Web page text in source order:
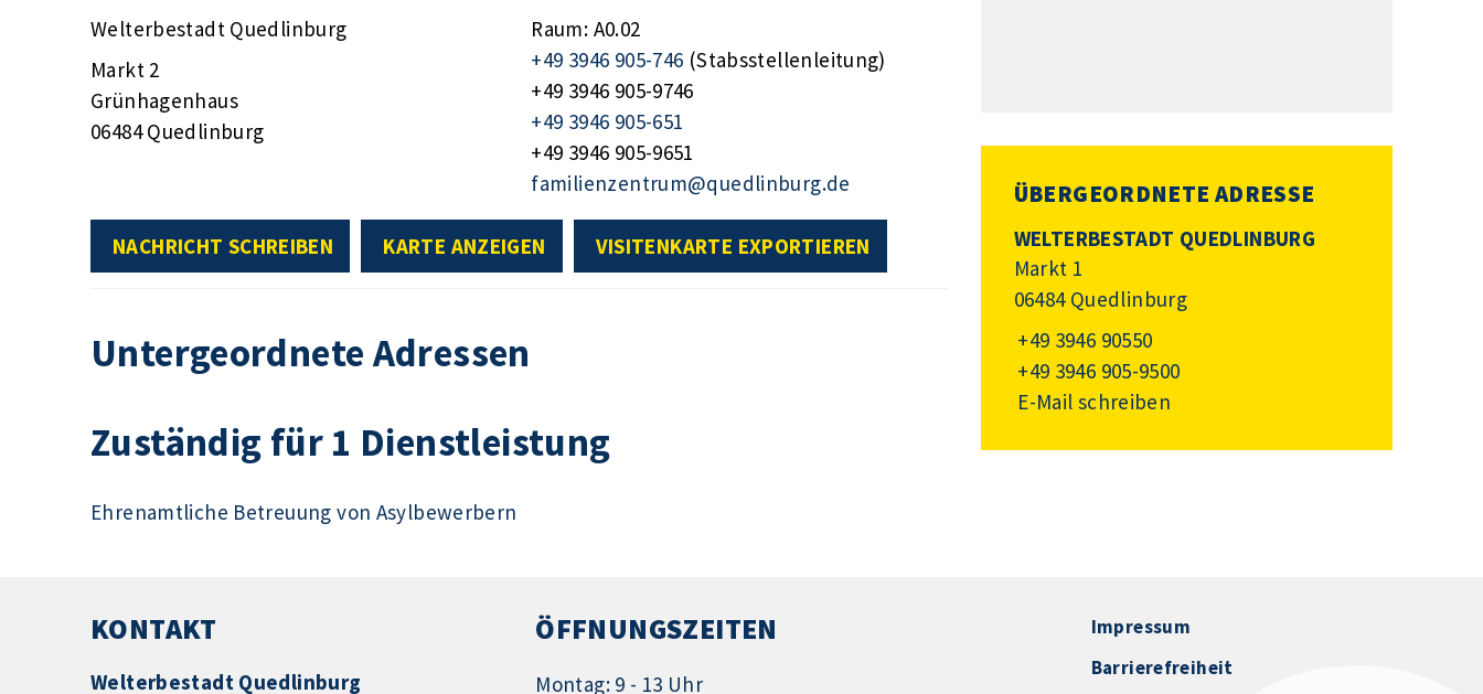
Welterbestadt Quedlinburg
Markt 2
Grünhagenhaus
06484 Quedlinburg
Raum: A0.02
+49 3946 905-746 (Stabsstellenleitung)
+49 3946 905-9746
+49 3946 905-651
+49 3946 905-9651
familienzentrum@quedlinburg.de
NACHRICHT SCHREIBEN KARTE ANZEIGEN VISITENKARTE EXPORTIEREN
Untergeordnete Adressen
Zuständig für 1 Dienstleistung
Ehrenamtliche Betreuung von Asylbewerbern
ÜBERGEORDNETE ADRESSE
WELTERBESTADT QUEDLINBURG
Markt 1
06484 Quedlinburg
+49 3946 90550
+49 3946 905-9500
E-Mail schreiben
KONTAKT
Welterbestadt Quedlinburg
ÖFFNUNGSZEITEN
Montag: 9 - 13 Uhr
Impressum
Barrierefreiheit